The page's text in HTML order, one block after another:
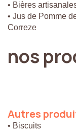
• Bières
• Jus de Pomme
Correze
nos
Autres
• Biscuits